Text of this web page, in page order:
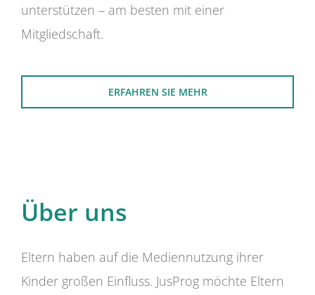
unterstützen – am besten mit einer
Mitgliedschaft.
ERFAHREN SIE MEHR
Über uns
Eltern haben auf die Mediennutzung ihrer
Kinder großen Einfluss. JusProg möchte Eltern